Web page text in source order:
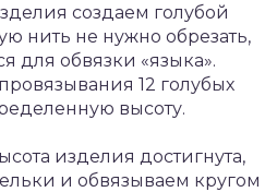
создаем голубой
нить не нужно обрезать,
для обвязки «языка».
12 голубых
высоту.
изделия достигнута,
и обвязываем кругом